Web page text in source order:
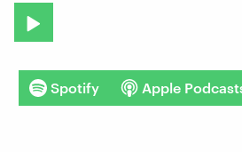
Spotify Apple